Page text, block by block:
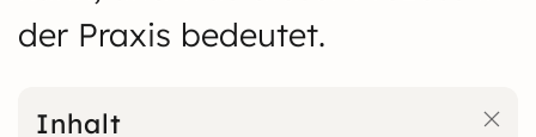
der Praxis bedeutet.
Inhalt